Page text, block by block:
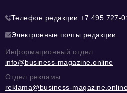
Телефон редакции:+7 495 727-
Электронные почты редакции:
Информационный отдел
info@business-magazine.online
Отдел рекламы
reklama@business-